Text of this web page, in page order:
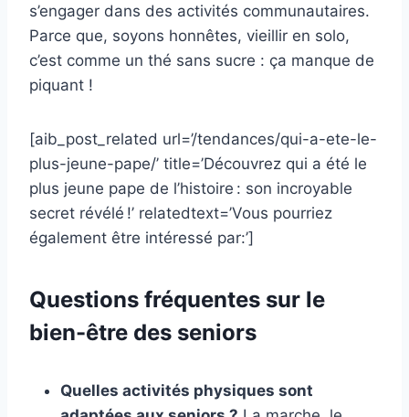
s’engager dans des activités communautaires.
Parce que, soyons honnêtes, vieillir en solo,
c’est comme un thé sans sucre : ça manque de
piquant !
[aib_post_related url=’/tendances/qui-a-ete-le-
plus-jeune-pape/’ title=’Découvrez qui a été le
plus jeune pape de l’histoire : son incroyable
secret révélé !’ relatedtext=’Vous pourriez
également être intéressé par:’]
Questions fréquentes sur le
bien-être des seniors
Quelles activités physiques sont